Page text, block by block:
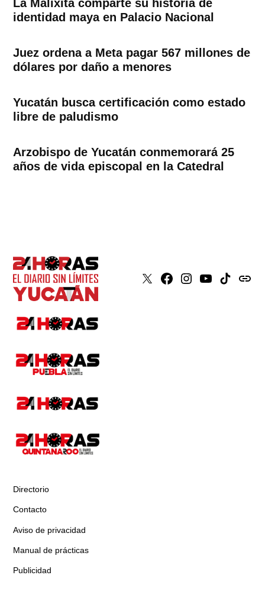
La Malixita comparte su historia de
identidad maya en Palacio Nacional
Juez ordena a Meta pagar 567 millones de
dólares por daño a menores
Yucatán busca certificación como estado
libre de paludismo
Arzobispo de Yucatán conmemorará 25
años de vida episcopal en la Catedral
X Faceboook
Instagram
YoutubeTiktokissuu
Directorio
Contacto
Aviso de privacidad
Manual de prácticas
Publicidad